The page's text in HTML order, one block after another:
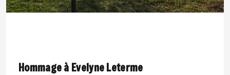
Hommage à Evelyne Leterme